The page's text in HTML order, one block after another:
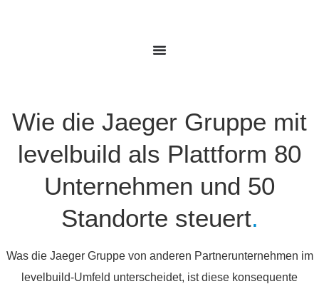
Wie die Jaeger Gruppe mit
levelbuild als Plattform 80
Unternehmen und 50
Standorte steuert.
Was die Jaeger Gruppe von anderen Partnerunternehmen im
levelbuild-Umfeld unterscheidet, ist diese konsequente